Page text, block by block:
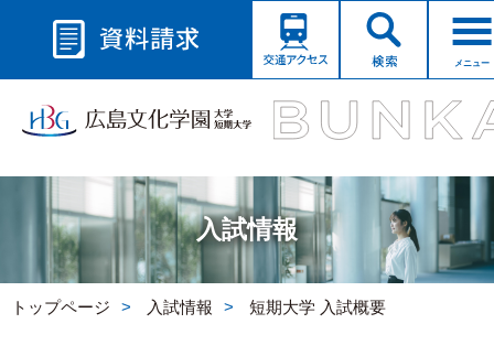
メニュー
入試情報
トップページ 入試情報 短期大学 入試概要